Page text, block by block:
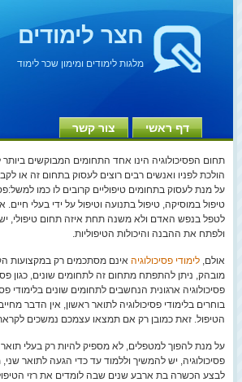
חצר לימודים
מלגות לימודים ומימון שכר לימוד
דף ראשי צור קשר
תחום הפסיכולוגיה הינו אחד התחומים המבוקשים ביותר
הולכת לפניו ואנשים רבים רוצים לעסוק בתחום זה או
על מנת לעסוק בתחומים טיפוליים קרובים לו כמו
טיפול במוסיקה, טיפול בתנועה וטיפול על ידי בעלי
לטפל בנפש האדם ולא משנה תחת איזה תחום טיפולי,
ולפתח את ההבנה והיכולות הטיפוליות.
אולם,לימודי פסיכולוגיה אינם מסתכמים רק במקצועות
מובהק, ניתן להתפתח מתחום זה לתחומים שונים, כגון
פסיכולוגיה ארגונית הנחשבים לתחומים שונים בלימודי
בוחרים בלימודי פסיכולוגיה לתואר ראשון, אין הדבר
הטיפול. זאת כמובן רק אם תמצאו עצמכם נמשכים
על מנת להפוך למטפלים, לא מספיק להיות רק בעלי תואר
פסיכולוגיה, יש להמשיך וללמוד עד כדי הגעה לתואר
לבצע הכשרה בת ארבע שנים שבה לומדים את רזי הטיפול